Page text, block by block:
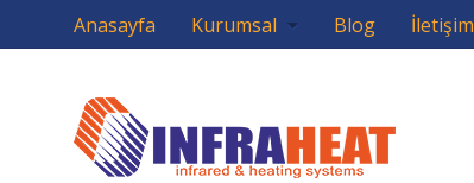
Anasayfa Kurumsal Blog İletişim